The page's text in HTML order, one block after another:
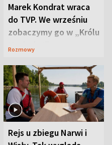
Marek Kondrat wraca
do TVP. We wrześniu
zobaczymy go w „Królu
Maciusiu I”
Rozmowy
Rejs u zbiegu Narwi i